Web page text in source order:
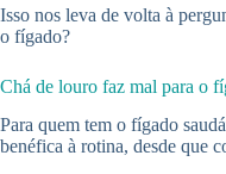
Isso nos leva de volta à
o fígado?
Chá de louro faz mal para o
Para quem tem o fígado
benéfica à rotina, desde que